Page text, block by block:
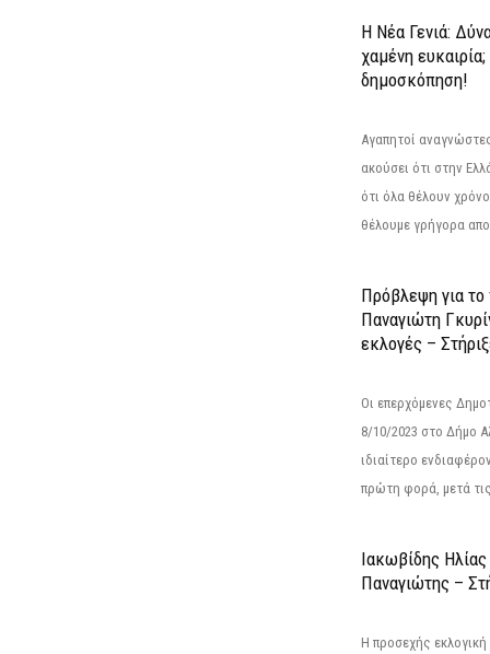
Η Νέα Γενιά:
χαμένη
δημοσκόπηση!
Αγαπητοί
ακούσει ότι στην
ότι όλα θέλουν
θέλουμε γρήγορα
Πρόβλεψη για
Παναγιώτη
εκλογές –
Οι επερχόμενες
8/10/2023 στο Δήμο
ιδιαίτερο
πρώτη φορά, μετά τις
Ιακωβίδης
Παναγιώτης –
Η προσεχής